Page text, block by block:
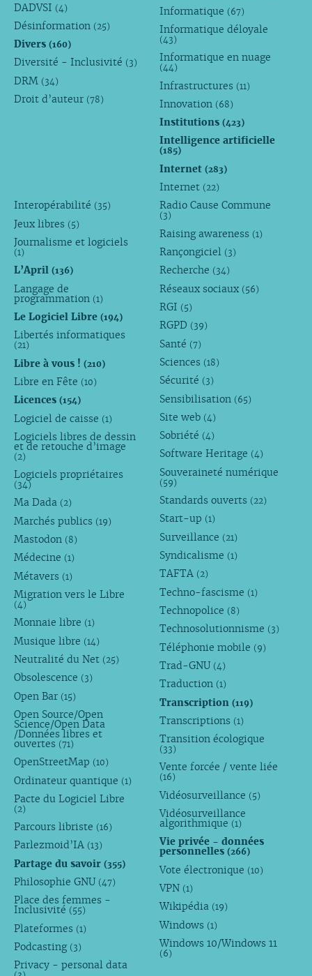
DADVSI (4)
Désinformation (25)
Divers (160)
Diversité - Inclusivité (3)
DRM (34)
Droit d’auteur (78)
Informatique (67)
Informatique déloyale
(43)
Informatique en nuage
(44)
Infrastructures (11)
Innovation (68)
Institutions(423)
Intelligence artificielle
(185)
Internet(283)
Internet (22)
Interopérabilité (35)
Jeux libres (5)
Journalisme et logiciels
(1)
L’April (136)
Langage de
programmation (1)
Le Logiciel Libre (194)
Libertés informatiques
(21)
Libre à vous ! (210)
Libre en Fête (10)
Licences (154)
Logiciel de caisse (1)
Logiciels libres de dessin
et de retouche d’image
(2)
Logiciels propriétaires
(34)
Ma Dada (2)
Marchés publics (19)
Mastodon (8)
Médecine (1)
Métavers (1)
Migration vers le Libre
(4)
Monnaie libre (1)
Musique libre (14)
Neutralité du Net (25)
Obsolescence (3)
Open Bar (15)
Open Source/Open
Science/Open Data
/Données libres et
ouvertes (71)
OpenStreetMap (10)
Ordinateur quantique (1)
Pacte du Logiciel Libre
(2)
Parcours libriste (16)
Parlezmoid’IA (13)
Partage du savoir (355)
Philosophie GNU (47)
Place des femmes -
Inclusivité (55)
Plateformes (1)
Podcasting (3)
Privacy - personal data
Radio Cause Commune
(3)
Raising awareness (1)
Rançongiciel (3)
Recherche (34)
Réseaux sociaux (56)
RGI (5)
RGPD (39)
Santé (7)
Sciences (18)
Sécurité (3)
Sensibilisation (65)
Site web (4)
Sobriété (4)
Software Heritage (4)
Souveraineté numérique
(59)
Standards ouverts (22)
Start-up (1)
Surveillance (21)
Syndicalisme (1)
TAFTA (2)
Techno-fascisme (1)
Technopolice (8)
Technosolutionnisme (3)
Téléphonie mobile (9)
Trad-GNU (4)
Traduction (1)
Transcription(119)
Transcriptions (1)
Transition écologique
(33)
Vente forcée / vente liée
(16)
Vidéosurveillance (5)
Vidéosurveillance
algorithmique (1)
Vie privée - données
personnelles(266)
Vote électronique (10)
VPN (1)
Wikipédia (19)
Windows (1)
Windows 10/Windows 11
(6)